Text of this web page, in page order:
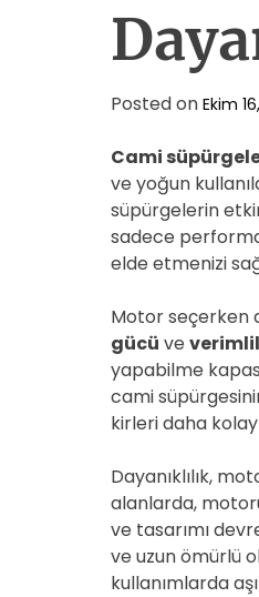
Posted on Ekim
Cami
ve yoğun
süpürgelerin
sadece
elde etmenizi
Motor seçerken
gücü ve
yapabilme
cami
kirleri daha
Dayanıklılık,
alanlarda,
ve tasarımı
ve uzun ömürlü
kullanımlarda